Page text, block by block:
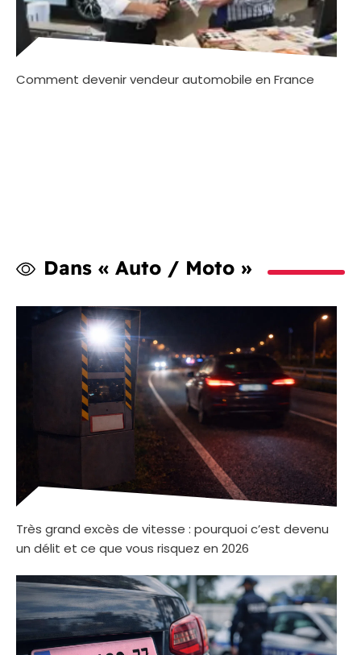
Comment devenir vendeur automobile en France
Dans « Auto / Moto »
Très grand excès de vitesse : pourquoi c’est devenu
un délit et ce que vous risquez en 2026